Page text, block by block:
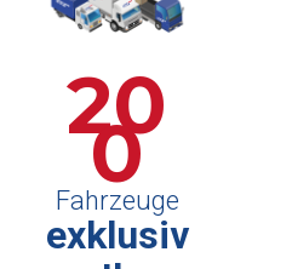
20
0
Fahrzeuge
exklusiv